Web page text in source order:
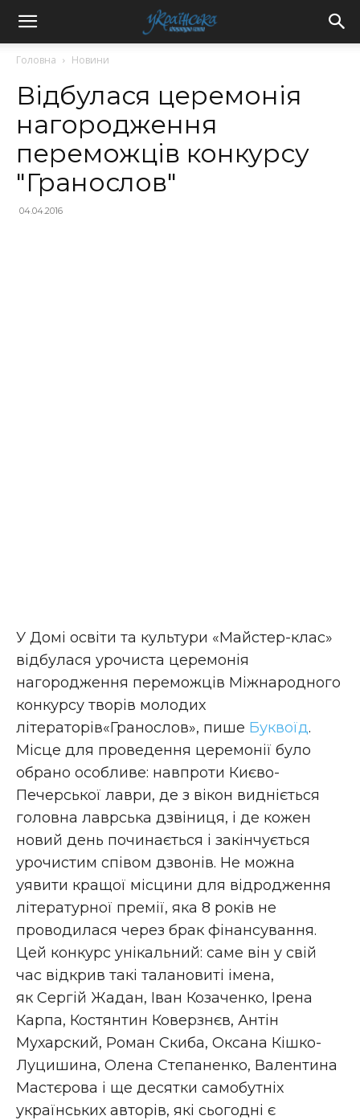
Головна Новини
Відбулася церемонія
нагородження
переможців конкурсу
"Гранослов"
04.04.2016
У Домі освіти та культури «Майстер-клас»
відбулася урочиста церемонія
нагородження переможців Міжнародного
конкурсу творів молодих
літераторів«Гранослов», пише Буквоїд.
Місце для проведення церемонії було
обрано особливе: навпроти Києво-
Печерської лаври, де з вікон видніється
головна лаврська дзвіниця, і де кожен
новий день починається і закінчується
урочистим співом дзвонів. Не можна
уявити кращої місцини для відродження
літературної премії, яка 8 років не
проводилася через брак фінансування.
Цей конкурс унікальний: саме він у свій
час відкрив такі талановиті імена,
як Сергій Жадан, Іван Козаченко, Ірена
Карпа, Костянтин Коверзнєв, Антін
Мухарский, Роман Скиба, Оксана Кішко-
Луцишина, Олена Степаненко, Валентина
Мастєрова і ще десятки самобутніх
українських авторів, які сьогодні є